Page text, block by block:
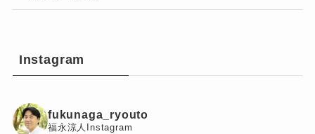
Instagram
fukunaga_ryouto
福永涼人Instagram